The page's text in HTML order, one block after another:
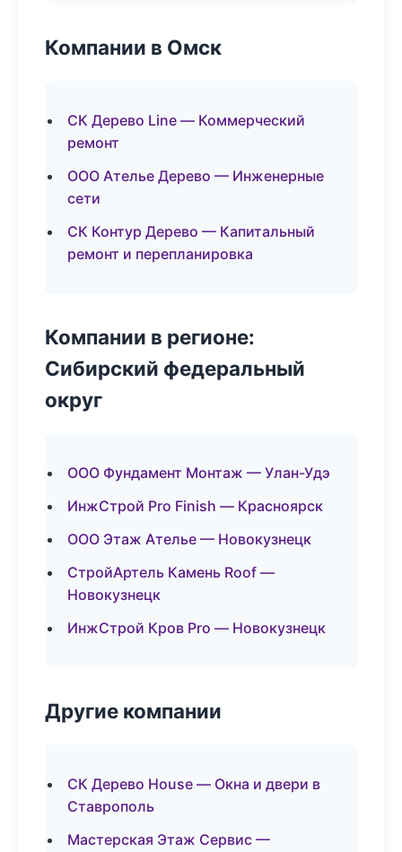
Компании в Омск
СК Дерево Line — Коммерческий
ремонт
ООО Ателье Дерево — Инженерные
сети
СК Контур Дерево — Капитальный
ремонт и перепланировка
Компании в регионе:
Сибирский федеральный
округ
ООО Фундамент Монтаж — Улан-Удэ
ИнжСтрой Pro Finish — Красноярск
ООО Этаж Ателье — Новокузнецк
СтройАртель Камень Roof —
Новокузнецк
ИнжСтрой Кров Pro — Новокузнецк
Другие компании
СК Дерево House — Окна и двери в
Ставрополь
Мастерская Этаж Сервис —